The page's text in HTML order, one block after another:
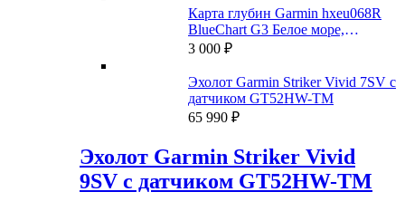
составляла
9
3
000 ₽.
Карта глубин Garmin hxeu068R
BlueChart G3 Белое море,
Баренцево море
3 000 ₽
Эхолот Garmin Striker Vivid 7SV с
датчиком GT52HW-TM
65 990 ₽
Эхолот Garmin Striker Vivid
9SV с датчиком GT52HW-TM